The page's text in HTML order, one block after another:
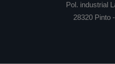
Pol. industrial
28320 Pinto